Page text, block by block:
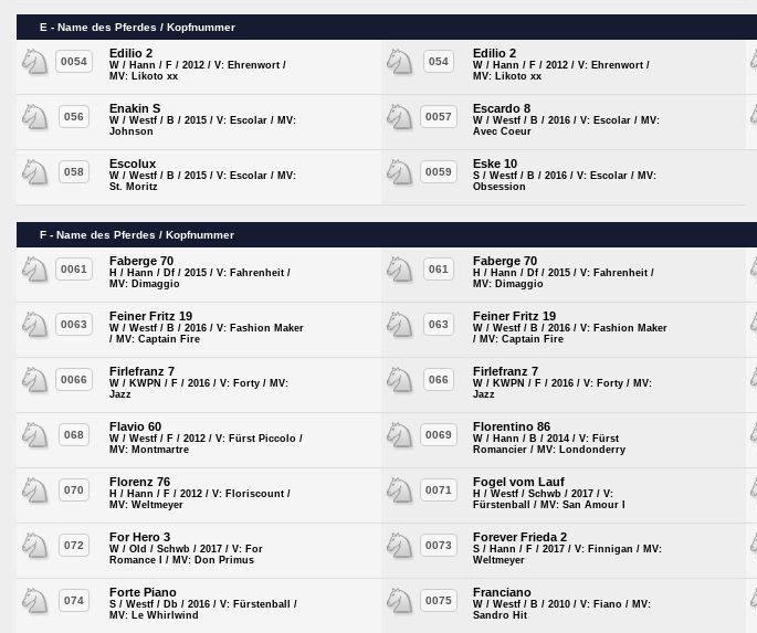
E - Name des Pferdes / Kopfnummer
0054
Edilio 2
W / Hann / F / 2012 / V: Ehrenwort /
MV: Likoto xx
054
Edilio 2
W / Hann / F / 2012 / V: Ehrenwort /
MV: Likoto xx
056
Enakin S
W / Westf / B / 2015 / V: Escolar / MV:
Johnson
0057
Escardo 8
W / Westf / B / 2016 / V: Escolar / MV:
Avec Coeur
058
Escolux
W / Westf / B / 2015 / V: Escolar / MV:
St. Moritz
0059
Eske 10
S / Westf / B / 2016 / V: Escolar / MV:
Obsession
F - Name des Pferdes / Kopfnummer
0061
Faberge 70
H / Hann / Df / 2015 / V: Fahrenheit /
MV: Dimaggio
061
Faberge 70
H / Hann / Df / 2015 / V: Fahrenheit /
MV: Dimaggio
0063
Feiner Fritz 19
W / Westf / B / 2016 / V: Fashion Maker
/ MV: Captain Fire
063
Feiner Fritz 19
W / Westf / B / 2016 / V: Fashion Maker
/ MV: Captain Fire
0066
Firlefranz 7
W / KWPN / F / 2016 / V: Forty / MV:
Jazz
066
Firlefranz 7
W / KWPN / F / 2016 / V: Forty / MV:
Jazz
068
Flavio 60
W / Westf / F / 2012 / V: Fürst Piccolo /
MV: Montmartre
0069
Florentino 86
W / Hann / B / 2014 / V: Fürst
Romancier / MV: Londonderry
070
Florenz 76
H / Hann / F / 2012 / V: Floriscount /
MV: Weltmeyer
0071
Fogel vom Lauf
H / Westf / Schwb / 2017 / V:
Fürstenball / MV: San Amour I
072
For Hero 3
W / Old / Schwb / 2017 / V: For
Romance I / MV: Don Primus
0073
Forever Frieda 2
S / Hann / F / 2017 / V: Finnigan / MV:
Weltmeyer
074
Forte Piano
S / Westf / Db / 2016 / V: Fürstenball /
MV: Le Whirlwind
0075
Franciano
W / Westf / B / 2010 / V: Fiano / MV:
Sandro Hit